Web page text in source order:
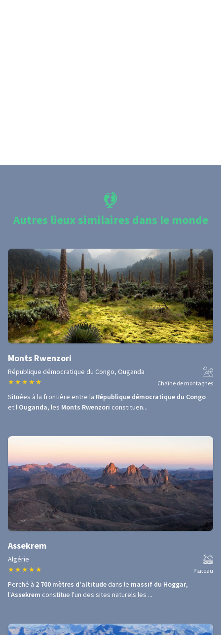
Autres lieux similaires dans le monde
Monts Rwenzori
République démocratique du Congo, Ouganda
★ ★ ★ ★ ★ Chaîne de montagnes
Situées à la frontière entre la République démocratique du Congo
et l'Ouganda, les Monts Rwenzori constituen...
Assekrem
Algérie
★ ★ ★ ★ ★ Plateau
Perché à 2 700 mètres d'altitude dans le massif du Hoggar,
l'Assekrem constitue l'un des sites naturels les ...